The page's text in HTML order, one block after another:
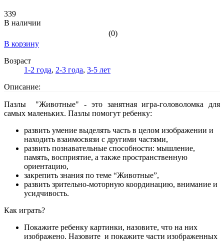
339
В наличии
(0)
В корзину
Возраст
1-2 года, 2-3 года, 3-5 лет
Описание:
Пазлы "Животные" - это занятная игра-головоломка для
самых маленьких. Пазлы помогут ребенку:
развить умение выделять часть в целом изображении и
находить взаимосвязи с другими частями,
развить познавательные способности: мышление,
память, восприятие, а также пространственную
ориентацию,
закрепить знания по теме “Животные”,
развить зрительно-моторную координацию, внимание и
усидчивость.
Как играть?
Покажите ребенку картинки, назовите, что на них
изображено. Назовите и покажите части изображенных